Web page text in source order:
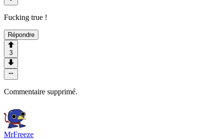
Fucking true !
Répondre
3
Commentaire supprimé.
MrFreeze